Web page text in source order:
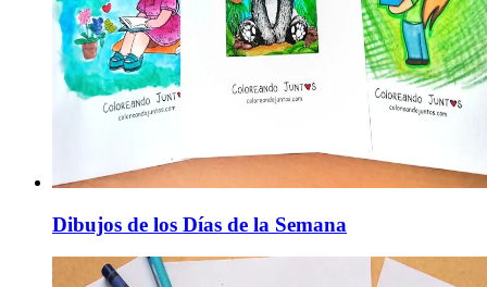
Dibujos de los Días de la Semana